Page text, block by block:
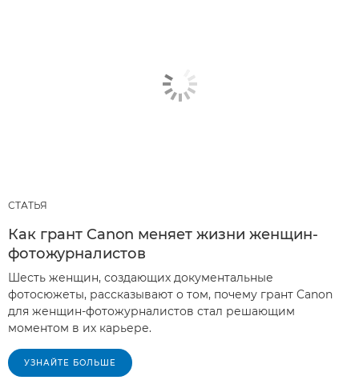
СТАТЬЯ
Как грант Canon меняет жизни женщин-
фотожурналистов
Шесть женщин, создающих документальные
фотосюжеты, рассказывают о том, почему грант Canon
для женщин-фотожурналистов стал решающим
моментом в их карьере.
УЗНАЙТЕ БОЛЬШЕ